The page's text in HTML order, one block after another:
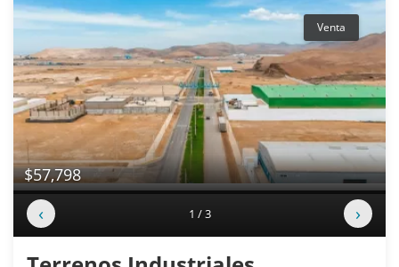
Venta
$57,798
‹ 1 / 3 ›